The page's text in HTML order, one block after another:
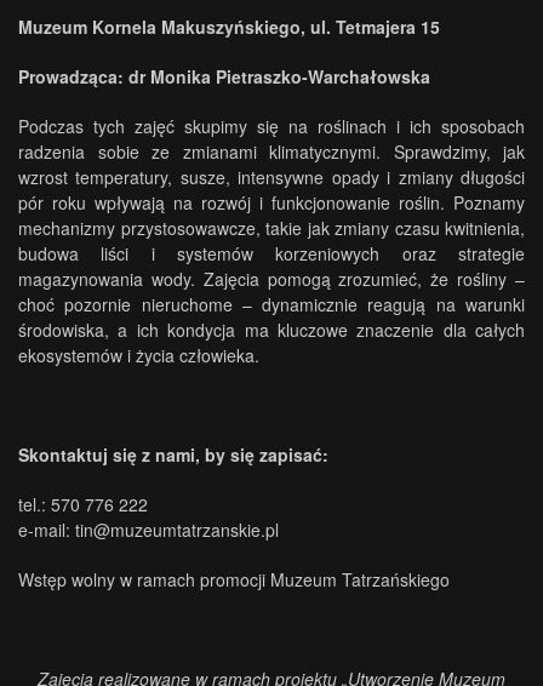
Muzeum Kornela Makuszyńskiego, ul. Tetmajera 15
Prowadząca: dr Monika Pietraszko-Warchałowska
Podczas tych zajęć skupimy się na roślinach i ich sposobach
radzenia sobie ze zmianami klimatycznymi. Sprawdzimy, jak
wzrost temperatury, susze, intensywne opady i zmiany długości
pór roku wpływają na rozwój i funkcjonowanie roślin. Poznamy
mechanizmy przystosowawcze, takie jak zmiany czasu kwitnienia,
budowa liści i systemów korzeniowych oraz strategie
magazynowania wody. Zajęcia pomogą zrozumieć, że rośliny –
choć pozornie nieruchome – dynamicznie reagują na warunki
środowiska, a ich kondycja ma kluczowe znaczenie dla całych
ekosystemów i życia człowieka.
Skontaktuj się z nami, by się zapisać:
tel.: 570 776 222
e-mail: tin@muzeumtatrzanskie.pl
Wstęp wolny w ramach promocji Muzeum Tatrzańskiego
Zajęcia realizowane w ramach projektu „Utworzenie Muzeum